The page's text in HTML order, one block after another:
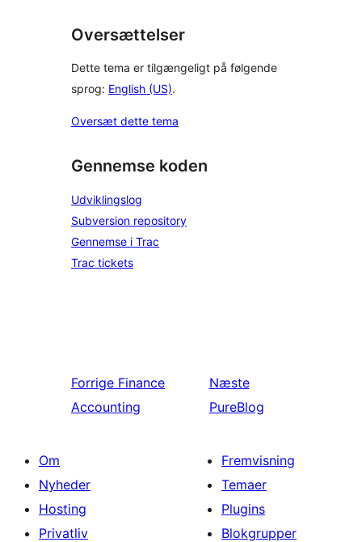
Oversættelser
Dette tema er tilgængeligt på følgende
sprog: English (US).
Oversæt dette tema
Gennemse koden
Udviklingslog
Subversion repository
Gennemse i Trac
Trac tickets
Forrige Finance
Accounting
Næste
PureBlog
Om
Nyheder
Hosting
Privatliv
Fremvisning
Temaer
Plugins
Blokgrupper